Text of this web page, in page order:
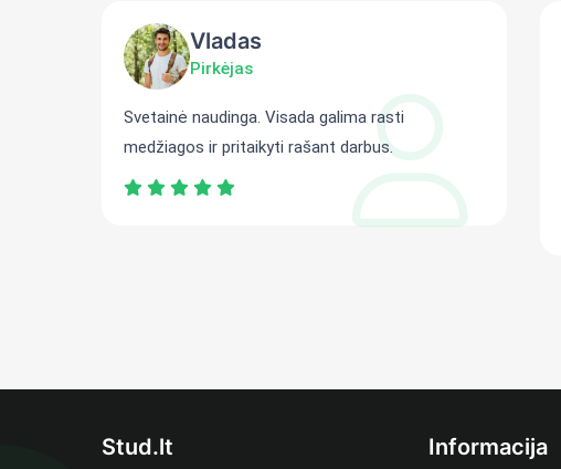
Vladas
Pirkėjas
Svetainė naudinga. Visada galima rasti
medžiagos ir pritaikyti rašant darbus.
Stud.lt Informacija